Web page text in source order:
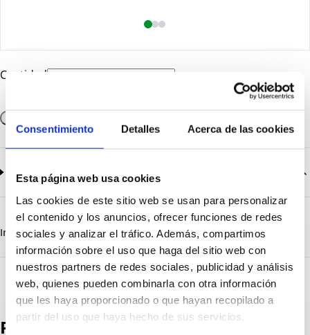
Consentimiento Detalles Acerca de las cookies
Esta página web usa cookies
Las cookies de este sitio web se usan para personalizar
el contenido y los anuncios, ofrecer funciones de redes
sociales y analizar el tráfico. Además, compartimos
información sobre el uso que haga del sitio web con
nuestros partners de redes sociales, publicidad y análisis
web, quienes pueden combinarla con otra información
que les haya proporcionado o que hayan recopilado a
partir del uso que haya hecho de sus servicios.
Cantidad
Documentación
CatalogoGeneral-EN.pdf
Descargar
Serie_1319-1320-1321.pdf
Descargar
Información destacada Detalles técnicosVista 3D
Productos destacados